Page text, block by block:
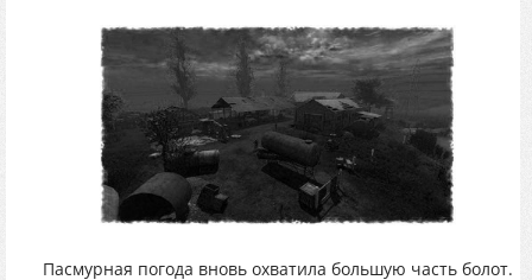
Пасмурная погода вновь охватила большую часть болот.